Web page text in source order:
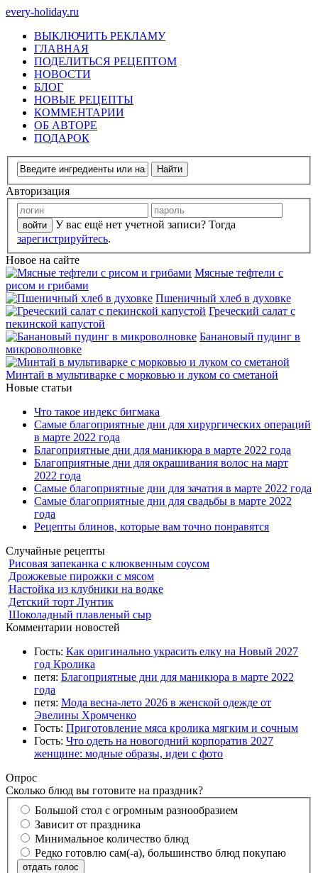
every-holiday.ru
ВЫКЛЮЧИТЬ РЕКЛАМУ
ГЛАВНАЯ
ПОДЕЛИТЬСЯ РЕЦЕПТОМ
НОВОСТИ
БЛОГ
НОВЫЕ РЕЦЕПТЫ
КОММЕНТАРИИ
ОБ АВТОРЕ
ПОДАРОК
Авторизация
У вас ещё нет учетной записи? Тогда
зарегистрируйтесь.
Новое на сайте
Мясные тефтели с
рисом и грибами
Пшеничный хлеб в духовке
Греческий салат с
пекинской капустой
Банановый пудинг в
микроволновке
Минтай в мультиварке с морковью и луком со сметаной
Новые статьи
Что такое индекс бигмака
Самые благоприятные дни для хирургических операций
в марте 2022 года
Благоприятные дни для маникюра в марте 2022 года
Благоприятные дни для окрашивания волос на март
2022 года
Самые благоприятные дни для зачатия в марте 2022 года
Самые благоприятные дни для свадьбы в марте 2022
года
Рецепты блинов, которые вам точно понравятся
Случайные рецепты
Рисовая запеканка с клюквенным соусом
Дрожжевые пирожки с мясом
Настойка из клубники на водке
Детский торт Лунтик
Шоколадный плавленый сыр
Комментарии новостей
Гость: Как оригинально украсить елку на Новый 2027
год Кролика
петя: Благоприятные дни для маникюра в марте 2022
года
петя: Мода весна-лето 2026 в женской одежде от
Эвелины Хромченко
Гость: Приготовление мяса кролика мягким и сочным
Гость: Что одеть на новогодний корпоратив 2027
женщине: модные образы, идеи с фото
Опрос
Сколько блюд вы готовите на праздник?
Большой стол с огромным разнообразием
Зависит от праздника
Минимальное количество блюд
Редко готовлю сам(-а), большинство блюд покупаю
отдать голос